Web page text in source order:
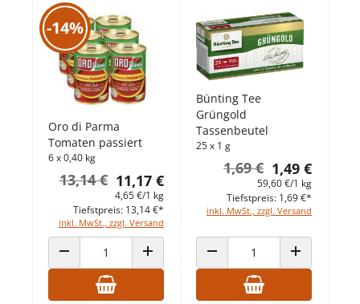
-14%
Oro di Parma
Tomaten passiert
6 x 0,40 kg
11,17 €
13,14 €
4,65 €/1 kg
inkl. MwSt., zzgl. Versand
Tiefstpreis: 13,14 €*
ANZAHL VERRINGERNANZAHL ERHÖHEN
Bünting Tee
Grüngold
Tassenbeutel
25 x 1 g
1,49 €
1,69 €
59,60 €/1 kg
inkl. MwSt., zzgl. Versand
Tiefstpreis: 1,69 €*
ANZAHL VERRINGERNANZAHL